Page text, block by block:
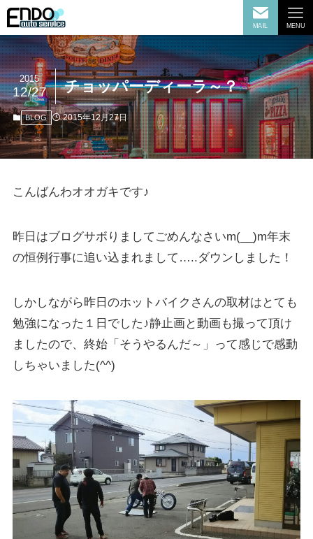
MAIL MENU
チョッパーディーラ～？
2015
12/27
BLOG 2015年12月27日
こんばんわオオガキです♪
昨日はブログサボりましてごめんなさいm(__)m年末
の恒例行事に追い込まれまして…..ダウンしました！
しかしながら昨日のホットバイクさんの取材はとても
勉強になった１日でした♪静止画と動画も撮って頂け
ましたので、終始「そうやるんだ～」って感じで感動
しちゃいました(^^)